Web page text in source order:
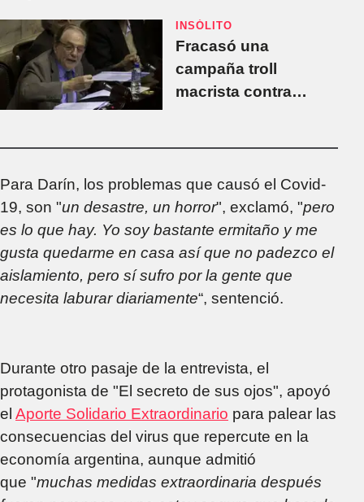
INSÓLITO
Fracasó una
campaña troll
macrista contra
Para Darín, los problemas que causó el Covid-
19, son "un desastre, un horror", exclamó, "pero
es lo que hay. Yo soy bastante ermitaño y me
gusta quedarme en casa así que no padezco el
aislamiento, pero sí sufro por la gente que
necesita laburar diariamente“, sentenció.
Durante otro pasaje de la entrevista, el
protagonista de "El secreto de sus ojos", apoyó
el Aporte Solidario Extraordinario para palear las
consecuencias del virus que repercute en la
economía argentina, aunque admitió
que "muchas medidas extraordinaria después